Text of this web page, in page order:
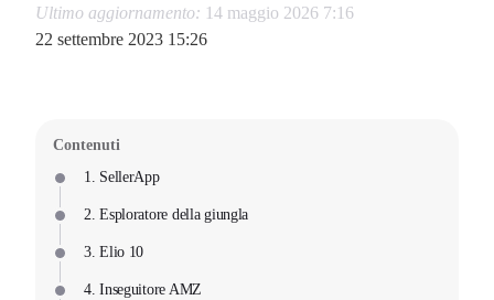
Ultimo aggiornamento: 14 maggio 2026 7:16
22 settembre 2023 15:26
Contenuti
1. SellerApp
2. Esploratore della giungla
3. Elio 10
4. Inseguitore AMZ